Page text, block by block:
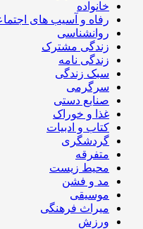
خانواده
رفاه و آسیب های
روانشناسی
زندگی مشترک
زندگی نامه
سبک زندگی
سرگرمی
صنایع دستی
غذا و خوراک
کتاب و ادبیات
گردشگری
متفرقه
محیط زیست
مد و فشن
موسیقی
میراث فرهنگی
ورزش